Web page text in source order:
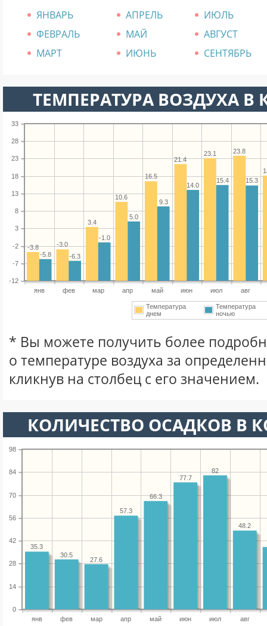
ЯНВАРЬ АПРЕЛЬ
ИЮЛЬ
ФЕВРАЛЬ
МАЙ
АВГУСТ
МАРТ
ИЮНЬ СЕНТЯБРЬ
ТЕМПЕРАТУРА ВОЗДУХА В
янв фев мар апр май июн июл авг
-12
-7
-2
3
8
13
18
23
28
33
23.8
23.1
21.4
16.5
10.6
3.4
-3.0
-3.8
15.3
15.4
14.0
9.3
5.0
-1.0
-6.3
-5.8
Температура
днем
Температура
ночью
* Вы можете получить более
о температуре воздуха за
кликнув на столбец с его значением.
КОЛИЧЕСТВО ОСАДКОВ В
янв фев мар апр май июн июл авг
0
14
28
42
56
70
84
98
48.2
82
77.7
66.3
57.3
27.6
30.5
35.3